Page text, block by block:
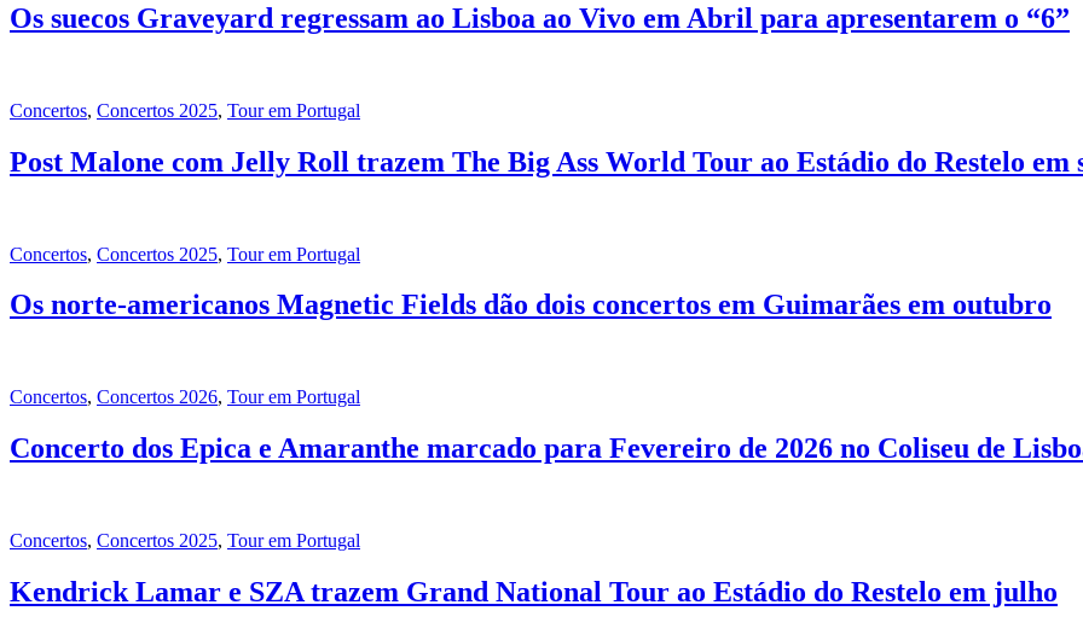
Os suecos Graveyard regressam ao Lisboa ao Vivo em Abril para apresentarem o “6”
Concertos, Concertos 2025, Tour em Portugal
Post Malone com Jelly Roll trazem The Big Ass World Tour ao Estádio do Restelo em
Concertos, Concertos 2025, Tour em Portugal
Os norte-americanos Magnetic Fields dão dois concertos em Guimarães em outubro
Concertos, Concertos 2026, Tour em Portugal
Concerto dos Epica e Amaranthe marcado para Fevereiro de 2026 no Coliseu de
Concertos, Concertos 2025, Tour em Portugal
Kendrick Lamar e SZA trazem Grand National Tour ao Estádio do Restelo em julho